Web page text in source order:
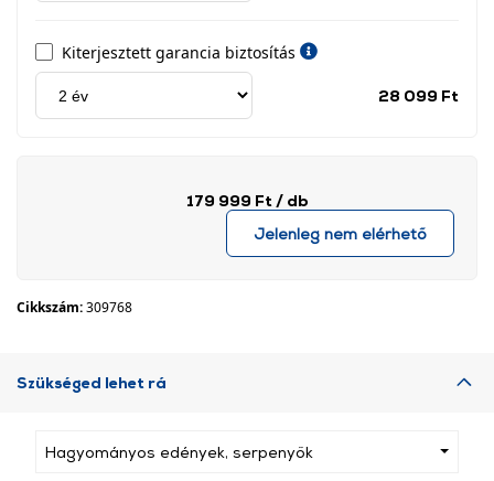
Kiterjesztett garancia biztosítás
28 099 Ft
179 999 Ft / db
Jelenleg nem elérhető
Cikkszám:309768
Szükséged lehet rá
Hagyományos edények, serpenyők